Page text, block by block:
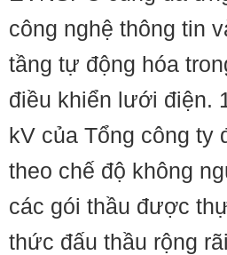
công nghệ thông tin
tầng tự động hóa
điều khiển lưới điện.
kV của Tổng công ty
theo chế độ không
các gói thầu được
thức đấu thầu rộng